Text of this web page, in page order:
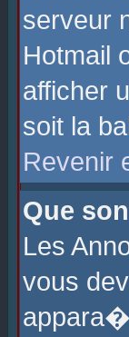
serveur
Hotmail
afficher
soit la
Revenir
Que
Les
vous